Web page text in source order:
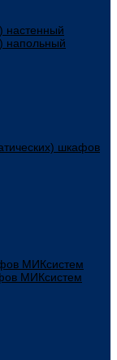
настенный
напольный
шкафов
МИКсистем
МИКсистем